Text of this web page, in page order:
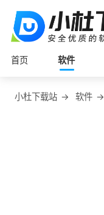
首页 软件
小杜下载站 → 软件 →